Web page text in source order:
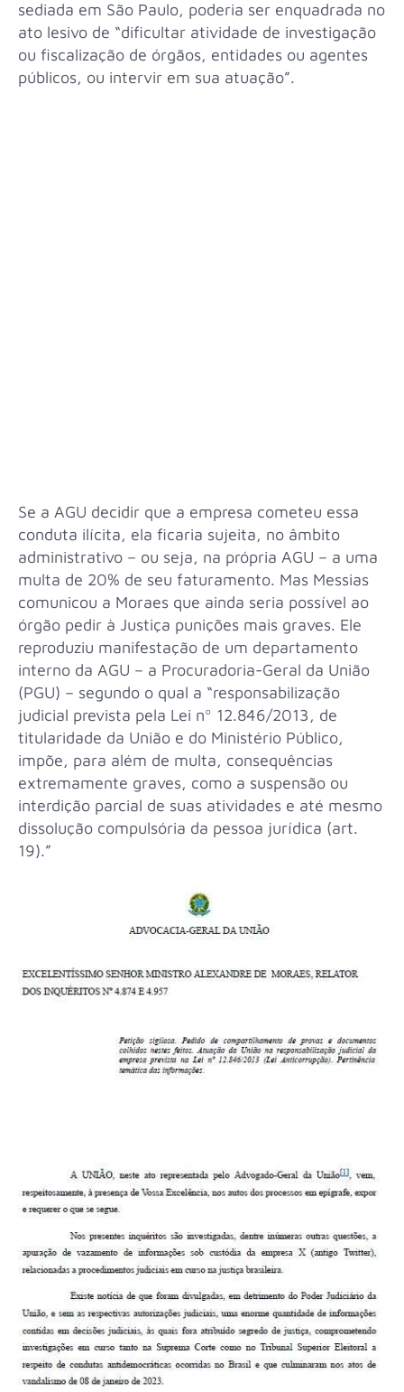
sediada em São Paulo, poderia ser enquadrada no
ato lesivo de “dificultar atividade de investigação
ou fiscalização de órgãos, entidades ou agentes
públicos, ou intervir em sua atuação”.
Se a AGU decidir que a empresa cometeu essa
conduta ilícita, ela ficaria sujeita, no âmbito
administrativo – ou seja, na própria AGU – a uma
multa de 20% de seu faturamento. Mas Messias
comunicou a Moraes que ainda seria possível ao
órgão pedir à Justiça punições mais graves. Ele
reproduziu manifestação de um departamento
interno da AGU – a Procuradoria-Geral da União
(PGU) – segundo o qual a “responsabilização
judicial prevista pela Lei nº 12.846/2013, de
titularidade da União e do Ministério Público,
impõe, para além de multa, consequências
extremamente graves, como a suspensão ou
interdição parcial de suas atividades e até mesmo
dissolução compulsória da pessoa jurídica (art.
19).”